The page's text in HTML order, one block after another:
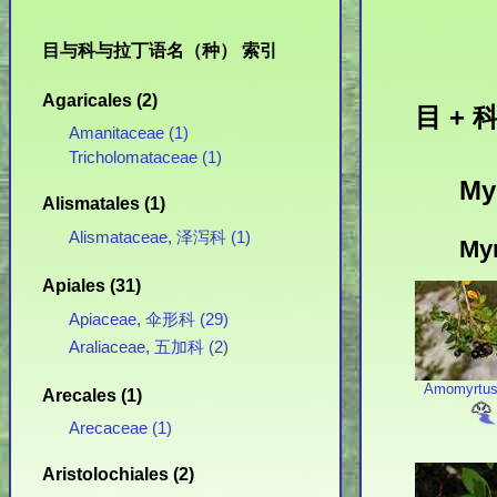
目与科与拉丁语名（种） 索引
Agaricales (2)
Amanitaceae (1)
Tricholomataceae (1)
Alismatales (1)
Alismataceae, 泽泻科 (1)
Apiales (31)
Apiaceae, 伞形科 (29)
Araliaceae, 五加科 (2)
Arecales (1)
Arecaceae (1)
Aristolochiales (2)
目 +